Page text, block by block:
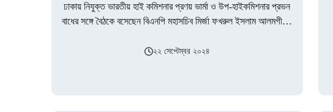
ঢাকায় নিযুক্ত ভারতীয় হাই কমিশনার প্রণয় ভার্মা ও উপ-হাইকমিশনার প্রভন
বাধের সঙ্গে বৈঠকে বসেছেন বিএনপি মহাসচিব মির্জা ফখরুল ইসলাম আলমগীর।
২২ সেপ্টেম্বর ২০২৪